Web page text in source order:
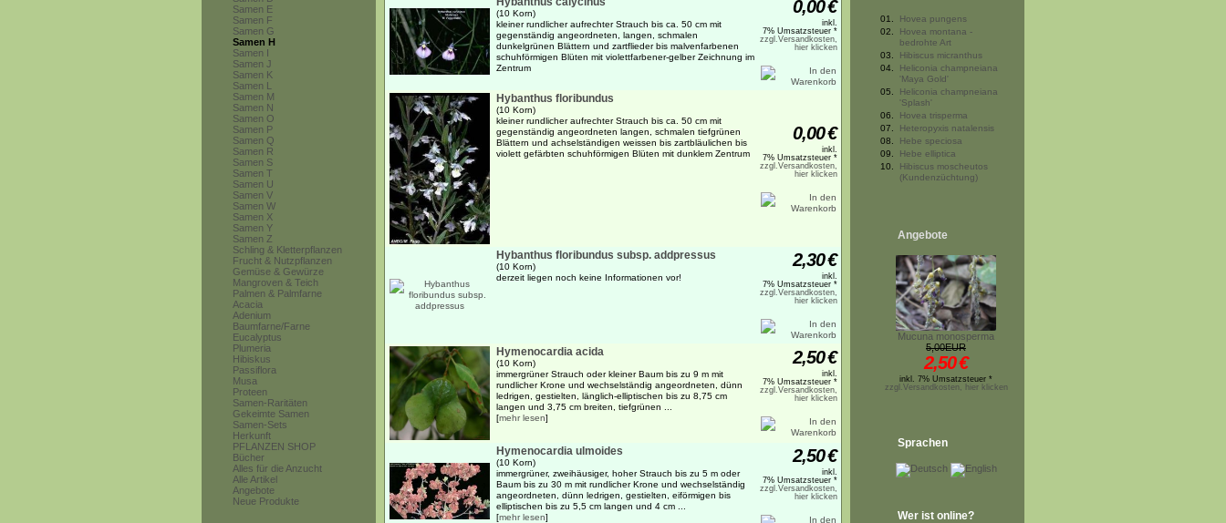
Samen E
Samen F
Samen G
Samen H
Samen I
Samen J
Samen K
Samen L
Samen M
Samen N
Samen O
Samen P
Samen Q
Samen R
Samen S
Samen T
Samen U
Samen V
Samen W
Samen X
Samen Y
Samen Z
Schling & Kletterpflanzen
Frucht & Nutzpflanzen
Gemüse & Gewürze
Mangroven & Teich
Palmen & Palmfarne
Acacia
Adenium
Baumfarne/Farne
Eucalyptus
Plumeria
Hibiskus
Passiflora
Musa
Proteen
Samen-Raritäten
Gekeimte Samen
Samen-Sets
Herkunft
PFLANZEN SHOP
Bücher
Alles für die Anzucht
Alle Artikel
Angebote
Neue Produkte
(10 Korn)
kleiner rundlicher aufrechter Strauch bis ca. 50 cm mit
gegenständig angeordneten, langen, schmalen
dunkelgrünen Blättern und zartflieder bis malvenfarbenen
schuhförmigen Blüten mit violettfarbener-gelber Zeichnung im
Zentrum
0,00€
inkl.
7% Umsatzsteuer *
zzgl.Versandkosten,
hier klicken
Hybanthus floribundus
(10 Korn)
kleiner rundlicher aufrechter Strauch bis ca. 50 cm mit
gegenständig angeordneten langen, schmalen tiefgrünen
Blättern und achselständigen weissen bis zartbläulichen bis
violett gefärbten schuhförmigen Blüten mit dunklem Zentrum
0,00€
inkl.
7% Umsatzsteuer *
zzgl.Versandkosten,
hier klicken
Hybanthus floribundus subsp. addpressus
(10 Korn)
derzeit liegen noch keine Informationen vor!
2,30€
inkl.
7% Umsatzsteuer *
zzgl.Versandkosten,
hier klicken
Hymenocardia acida
(10 Korn)
immergrüner Strauch oder kleiner Baum bis zu 9 m mit
rundlicher Krone und wechselständig angeordneten, dünn
ledrigen, gestielten, länglich-elliptischen bis zu 8,75 cm
langen und 3,75 cm breiten, tiefgrünen ...
[mehr lesen]
2,50€
inkl.
7% Umsatzsteuer *
zzgl.Versandkosten,
hier klicken
Hymenocardia ulmoides
(10 Korn)
immergrüner, zweihäusiger, hoher Strauch bis zu 5 m oder
Baum bis zu 30 m mit rundlicher Krone und wechselständig
angeordneten, dünn ledrigen, gestielten, eiförmigen bis
elliptischen bis zu 5,5 cm langen und 4 cm ...
[mehr lesen]
2,50€
inkl.
7% Umsatzsteuer *
zzgl.Versandkosten,
hier klicken
01.
Hovea pungens
02.
Hovea montana -
bedrohte Art
03.
Hibiscus micranthus
04.
Heliconia champneiana
'Maya Gold'
05.
Heliconia champneiana
'Splash'
06.
Hovea trisperma
07.
Heteropyxis natalensis
08.
Hebe speciosa
09.
Hebe elliptica
10.
Hibiscus moscheutos
(Kundenzüchtung)
Angebote
Mucuna monosperma
5,00EUR
2,50€
inkl. 7% Umsatzsteuer *
zzgl.Versandkosten, hier klicken
Sprachen
Wer ist online?